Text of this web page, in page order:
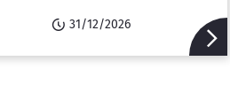
31/12/2026